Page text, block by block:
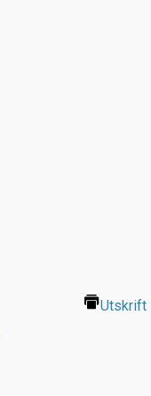
Utskrift